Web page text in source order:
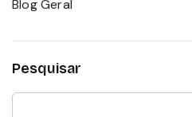
Blog Geral
Pesquisar